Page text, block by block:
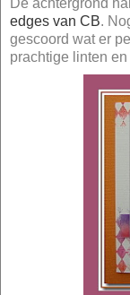
De achtergrond
edges van CB.
gescoord wat er
prachtige linten